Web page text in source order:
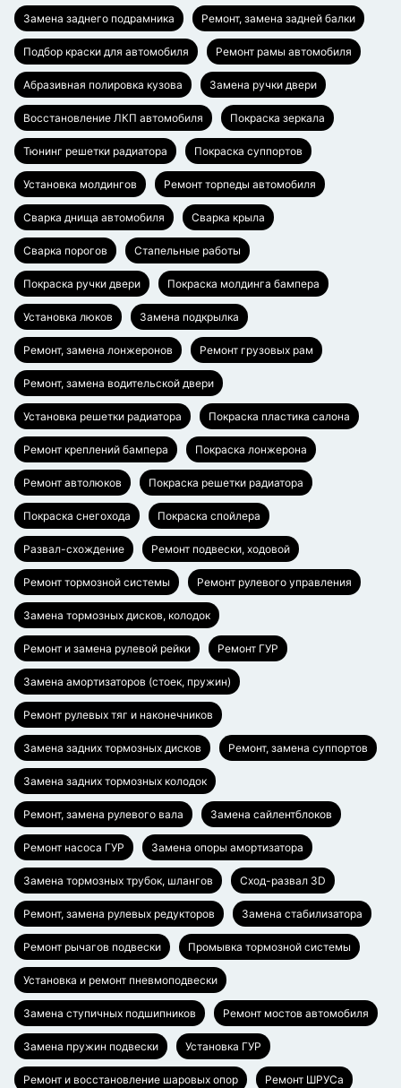
Замена заднего подрамника Ремонт, замена задней балки
Подбор краски для автомобиля Ремонт рамы автомобиля
Абразивная полировка кузова Замена ручки двери
Восстановление ЛКП автомобиля Покраска зеркала
Тюнинг решетки радиатора Покраска суппортов
Установка молдингов Ремонт торпеды автомобиля
Сварка днища автомобиля Сварка крыла
Сварка порогов Стапельные работы
Покраска ручки двери Покраска молдинга бампера
Установка люков Замена подкрылка
Ремонт, замена лонжеронов Ремонт грузовых рам
Ремонт, замена водительской двери
Установка решетки радиатора Покраска пластика салона
Ремонт креплений бампера Покраска лонжерона
Ремонт автолюков Покраска решетки радиатора
Покраска снегохода Покраска спойлера
Развал-схождение Ремонт подвески, ходовой
Ремонт тормозной системы Ремонт рулевого управления
Замена тормозных дисков, колодок
Ремонт и замена рулевой рейки Ремонт ГУР
Замена амортизаторов (стоек, пружин)
Ремонт рулевых тяг и наконечников
Замена задних тормозных дисков Ремонт, замена суппортов
Замена задних тормозных колодок
Ремонт, замена рулевого вала Замена сайлентблоков
Ремонт насоса ГУР Замена опоры амортизатора
Замена тормозных трубок, шлангов Сход-развал 3D
Ремонт, замена рулевых редукторов Замена стабилизатора
Ремонт рычагов подвески Промывка тормозной системы
Установка и ремонт пневмоподвески
Замена ступичных подшипников Ремонт мостов автомобиля
Замена пружин подвески Установка ГУР
Ремонт и восстановление шаровых опор Ремонт ШРУСа